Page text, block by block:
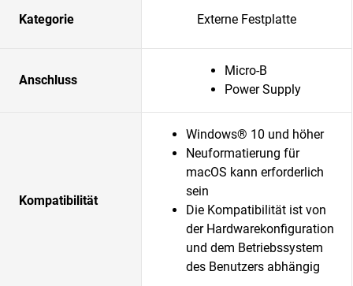
Kategorie Externe Festplatte
Anschluss
Micro-B
Power Supply
Kompatibilität
Windows® 10 und höher
Neuformatierung für
macOS kann erforderlich
sein
Die Kompatibilität ist von
der Hardwarekonfiguration
und dem Betriebssystem
des Benutzers abhängig